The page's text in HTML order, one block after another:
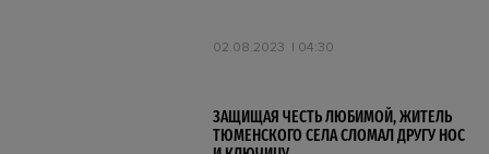
02.08.2023 04:30
ЗАЩИЩАЯ ЧЕСТЬ ЛЮБИМОЙ, ЖИТЕЛЬ
ТЮМЕНСКОГО СЕЛА СЛОМАЛ ДРУГУ НОС